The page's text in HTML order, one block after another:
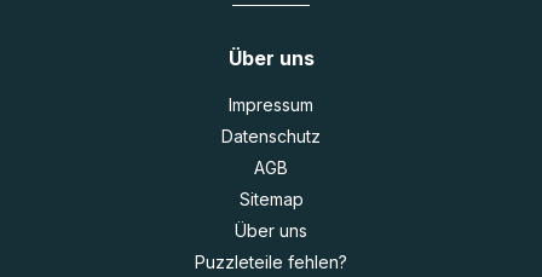
Über uns
Impressum
Datenschutz
AGB
Sitemap
Über uns
Puzzleteile fehlen?